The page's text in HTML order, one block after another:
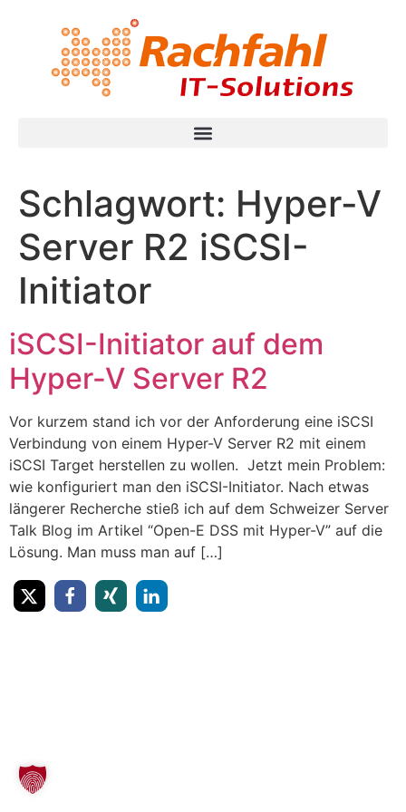
Schlagwort: Hyper-V
Server R2 iSCSI-
Initiator
iSCSI-Initiator auf dem
Hyper-V Server R2
Vor kurzem stand ich vor der Anforderung eine iSCSI
Verbindung von einem Hyper-V Server R2 mit einem
iSCSI Target herstellen zu wollen. Jetzt mein Problem:
wie konfiguriert man den iSCSI-Initiator. Nach etwas
längerer Recherche stieß ich auf dem Schweizer Server
Talk Blog im Artikel “Open-E DSS mit Hyper-V” auf die
Lösung. Man muss man auf […]